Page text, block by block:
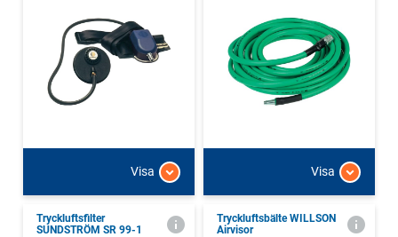
Visa Visa
Tryckluftsfilter
SUNDSTRÖM SR 99-1
Tryckluftsbälte WILLSON
Airvisor